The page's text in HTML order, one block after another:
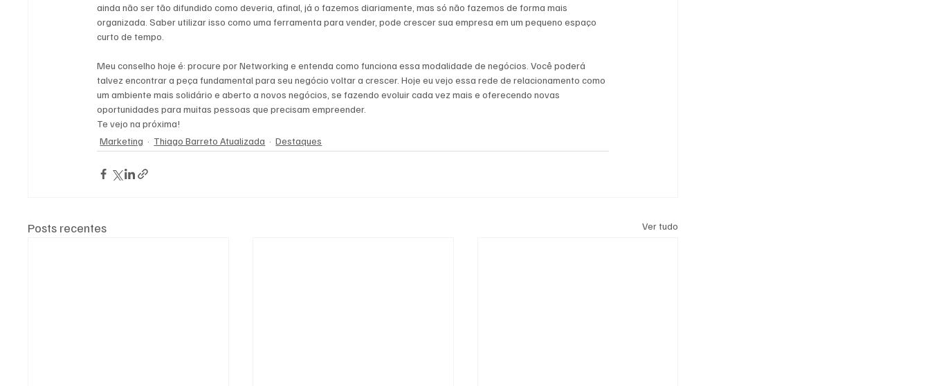
ainda não ser tão difundido como deveria, afinal, já o fazemos diariamente, mas só não fazemos de forma mais
organizada. Saber utilizar isso como uma ferramenta para vender, pode crescer sua empresa em um pequeno espaço
curto de tempo.
Meu conselho hoje é: procure por Networking e entenda como funciona essa modalidade de negócios. Você poderá
talvez encontrar a peça fundamental para seu negócio voltar a crescer. Hoje eu vejo essa rede de relacionamento como
um ambiente mais solidário e aberto a novos negócios, se fazendo evoluir cada vez mais e oferecendo novas
oportunidades para muitas pessoas que precisam empreender.
Te vejo na próxima!
Marketing
Thiago Barreto Atualizada Destaques
Posts recentes Ver tudo